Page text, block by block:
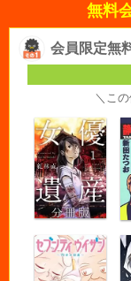
無料
会員限定無
＼こ